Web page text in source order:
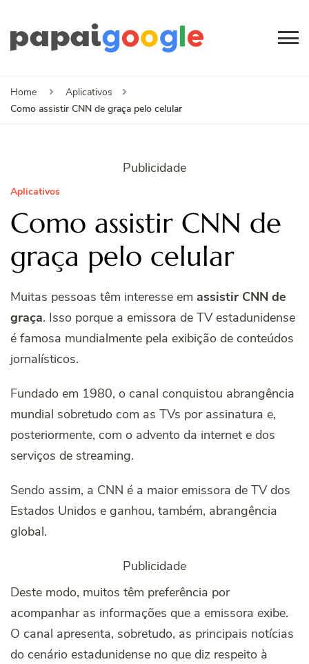
Home
Aplicativos
Como assistir CNN de graça pelo celular
Publicidade
Aplicativos
Como assistir CNN de
graça pelo celular
Muitas pessoas têm interesse em assistir CNN de
graça. Isso porque a emissora de TV estadunidense
é famosa mundialmente pela exibição de conteúdos
jornalísticos.
Fundado em 1980, o canal conquistou abrangência
mundial sobretudo com as TVs por assinatura e,
posteriormente, com o advento da internet e dos
serviços de streaming.
Sendo assim, a CNN é a maior emissora de TV dos
Estados Unidos e ganhou, também, abrangência
global.
Publicidade
Deste modo, muitos têm preferência por
acompanhar as informações que a emissora exibe.
O canal apresenta, sobretudo, as principais notícias
do cenário estadunidense no que diz respeito à